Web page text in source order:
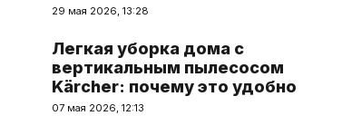
29 мая 2026, 13:28
Легкая уборка дома с
вертикальным пылесосом
Kärcher: почему это удобно
07 мая 2026, 12:13